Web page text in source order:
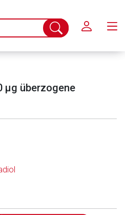
Suche
abschicken
μg überzogene